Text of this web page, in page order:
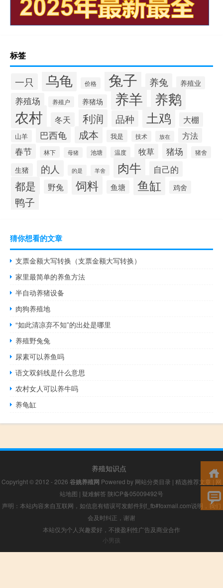
标签
一只 乌龟 价格 兔子 养兔 养殖业
养殖场 养殖户 养猪场 养羊 养鹅
农村 冬天 利润 品种 土鸡 大棚
山羊 巴西龟 成本 我是 技术 放在
方法
春节
林下 母猪 池塘 温度 牧草 猪场 猪舍
生猪 的人 的是 羊舍 肉牛 自己的
都是 野兔 饲料 鱼塘 鱼缸 鸡舍
鸭子
猜你想看的文章
支票金额大写转换（支票金额大写转换）
家里最简单的养鱼方法
半自动养猪设备
肉狗养殖地
“如此清凉弃不知”的出处是哪里
养殖野兔兔
尿素可以养鱼吗
语文双斜线是什么意思
农村女人可以养牛吗
养龟缸
养殖知识点
Copyright © 2012 - 2026 谷姚养殖网 Powered by 网站分类目录 | 精选推荐文章 | 网
站地图 | 疑难解答 陕ICP备05009492号
声明：本站内容来自互联网，如信息有错误可发邮件到f_fb#foxmail.com说明，我们
会及时纠正，谢谢
本站仅为个人兴趣爱好，不接盈利性广告及商业合作
小男孩